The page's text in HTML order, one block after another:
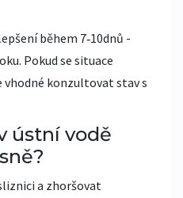
během 7‑10dnů -
Pokud se situace
vhodné konzultovat stav s
ústní vodě
a zhoršovat